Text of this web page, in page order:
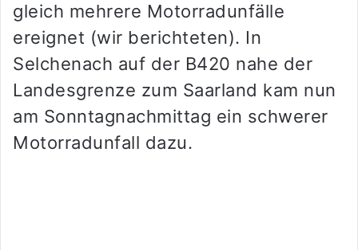
gleich mehrere Motorradunfälle
ereignet (wir berichteten). In
Selchenach auf der B420 nahe der
Landesgrenze zum Saarland kam nun
am Sonntagnachmittag ein schwerer
Motorradunfall dazu.